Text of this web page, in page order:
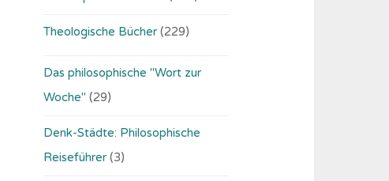
Theologische Bücher (229)
Das philosophische "Wort zur
Woche" (29)
Denk-Städte: Philosophische
Reiseführer (3)